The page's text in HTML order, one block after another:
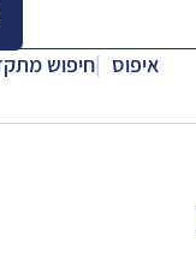
איפוס חיפוש